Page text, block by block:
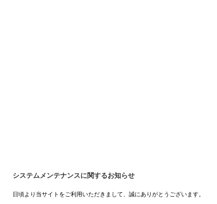
システムメンテナンスに関するお知らせ
日頃より当サイトをご利用いただきまして、誠にありがとうございます。